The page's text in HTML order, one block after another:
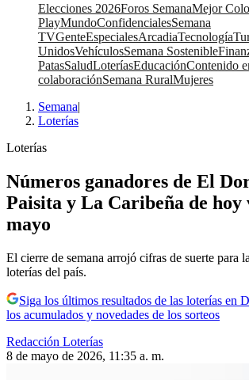
Elecciones 2026Foros SemanaMejor
PlayMundoConfidencialesSemana
TVGenteEspecialesArcadiaTecnología
UnidosVehículosSemana Sostenible
PatasSaludLoteríasEducaciónContenido
colaboraciónSemana RuralMujeres
Semana|
Loterías
Loterías
Números ganadores de El
Paisita y La Caribeña de hoy
mayo
El cierre de semana arrojó cifras de suerte para
loterías del país.
Siga los últimos resultados de las loterías en
los acumulados y novedades de los sorteos
Redacción Loterías
8 de mayo de 2026, 11:35 a. m.